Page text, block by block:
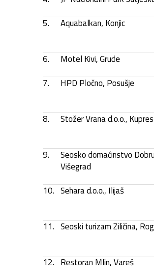
5.
Aquabalkan, Konjic
6.
Motel Kivi, Grude
7.
HPD Pločno, Posušje
8.
Stožer Vrana d.o.o., Kupres
9.
Seosko domaćinstvo
Višegrad
10. Sehara d.o.o., Ilijaš
11. Seoski turizam Ziličina,
12. Restoran Mlin, Vareš